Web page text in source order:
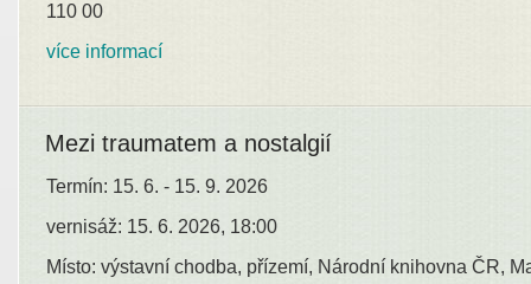
110 00
více informací
Mezi traumatem a nostalgií
Termín: 15. 6. - 15. 9. 2026
vernisáž: 15. 6. 2026, 18:00
Místo: výstavní chodba, přízemí, Národní knihovna ČR,